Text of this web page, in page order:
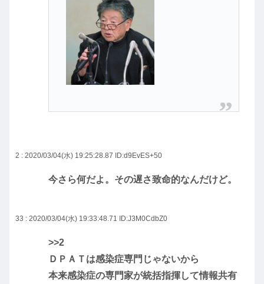
2 : 2020/03/04(水) 19:25:28.87 ID:d9EvES+50
今さら何だよ。その遅さ致命的なんだけど。
33 : 2020/03/04(水) 19:33:48.71 ID:J3M0CdbZ0
>>2
ＤＰＡＴは感染症専門じゃないから
本来感染症の専門家が統括指揮して情報共有